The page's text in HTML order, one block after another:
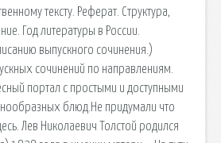
тексту. Реферат. Структура,
Год литературы в России.
выпускного сочинения.)
сочинений по направлениям.
портал с простыми и доступными
блюд.Не придумали что
Лев Николаевич Толстой родился